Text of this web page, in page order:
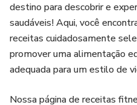
destino para descobrir e
saudáveis! Aqui, você
receitas cuidadosamente
promover uma alimentação
adequada para um estilo de
Nossa página de receitas